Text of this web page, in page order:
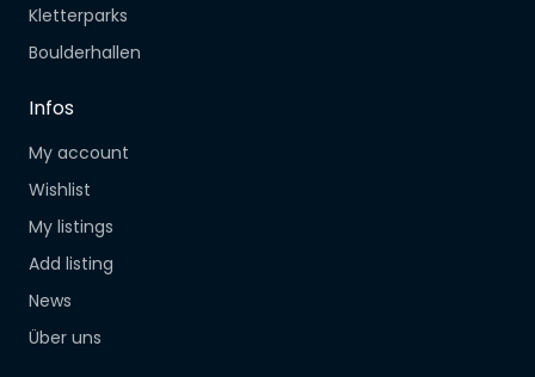
Kletterparks
Boulderhallen
Infos
My account
Wishlist
My listings
Add listing
News
Über uns